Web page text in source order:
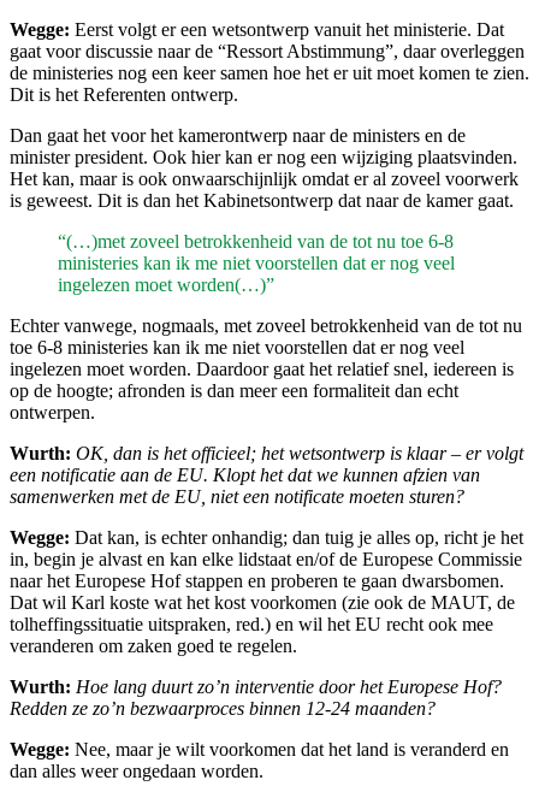
Wegge: Eerst volgt er een wetsontwerp vanuit het ministerie. Dat
gaat voor discussie naar de “Ressort Abstimmung”, daar overleggen
de ministeries nog een keer samen hoe het er uit moet komen te zien.
Dit is het Referenten ontwerp.
Dan gaat het voor het kamerontwerp naar de ministers en de
minister president. Ook hier kan er nog een wijziging plaatsvinden.
Het kan, maar is ook onwaarschijnlijk omdat er al zoveel voorwerk
is geweest. Dit is dan het Kabinetsontwerp dat naar de kamer gaat.
“(…)met zoveel betrokkenheid van de tot nu toe 6-8
ministeries kan ik me niet voorstellen dat er nog veel
ingelezen moet worden(…)”
Echter vanwege, nogmaals, met zoveel betrokkenheid van de tot nu
toe 6-8 ministeries kan ik me niet voorstellen dat er nog veel
ingelezen moet worden. Daardoor gaat het relatief snel, iedereen is
op de hoogte; afronden is dan meer een formaliteit dan echt
ontwerpen.
Wurth: OK, dan is het officieel; het wetsontwerp is klaar – er volgt
een notificatie aan de EU. Klopt het dat we kunnen afzien van
samenwerken met de EU, niet een notificate moeten sturen?
Wegge: Dat kan, is echter onhandig; dan tuig je alles op, richt je het
in, begin je alvast en kan elke lidstaat en/of de Europese Commissie
naar het Europese Hof stappen en proberen te gaan dwarsbomen.
Dat wil Karl koste wat het kost voorkomen (zie ook de MAUT, de
tolheffingssituatie uitspraken, red.) en wil het EU recht ook mee
veranderen om zaken goed te regelen.
Wurth: Hoe lang duurt zo’n interventie door het Europese Hof?
Redden ze zo’n bezwaarproces binnen 12-24 maanden?
Wegge: Nee, maar je wilt voorkomen dat het land is veranderd en
dan alles weer ongedaan worden.